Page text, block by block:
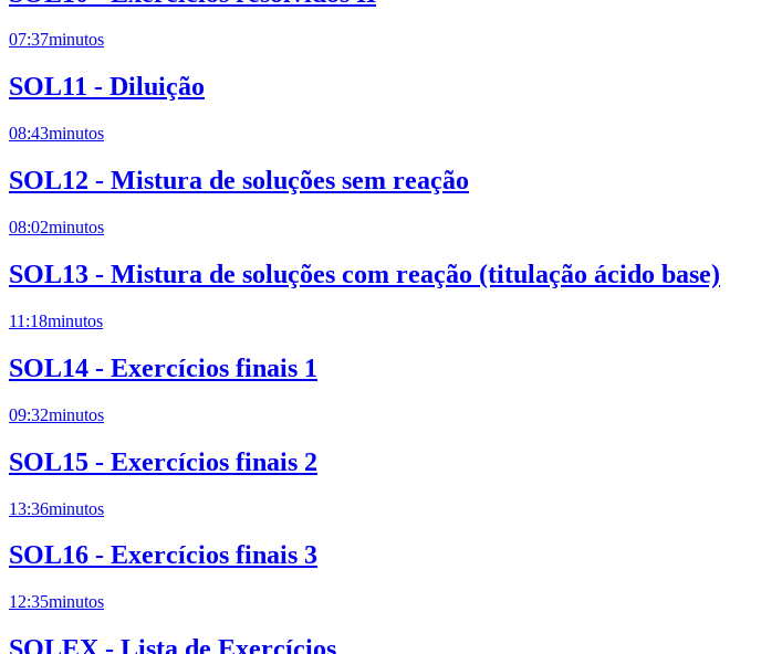
07:37minutos
SOL11 - Diluição
08:43minutos
SOL12 - Mistura de soluções sem reação
08:02minutos
SOL13 - Mistura de soluções com reação (titulação ácido base)
11:18minutos
SOL14 - Exercícios finais 1
09:32minutos
SOL15 - Exercícios finais 2
13:36minutos
SOL16 - Exercícios finais 3
12:35minutos